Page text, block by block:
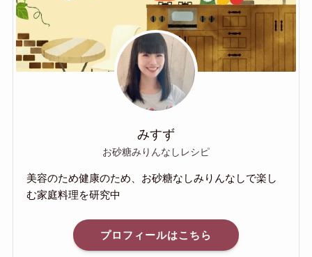
みすず
お砂糖みりんなしレシピ
美容のため健康のため、お砂糖なしみりんなしで楽し
む家庭料理を研究中
プロフィールはこちら